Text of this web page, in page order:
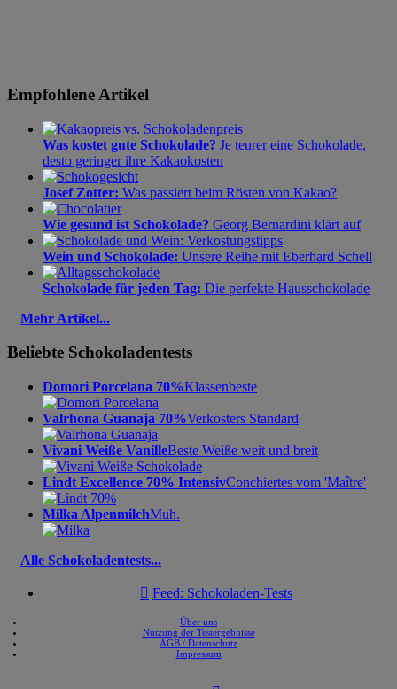
Empfohlene Artikel
Was kostet gute Schokolade? Je teurer eine Schokolade,
desto geringer ihre Kakaokosten
Josef Zotter: Was passiert beim Rösten von Kakao?
Wie gesund ist Schokolade? Georg Bernardini klärt auf
Wein und Schokolade: Unsere Reihe mit Eberhard Schell
Schokolade für jeden Tag: Die perfekte Hausschokolade
Mehr Artikel...
Beliebte Schokoladentests
Domori Porcelana 70%Klassenbeste
Valrhona Guanaja 70%Verkosters Standard
Vivani Weiße VanilleBeste Weiße weit und breit
Lindt Excellence 70% IntensivConchiertes vom 'Maître'
Milka AlpenmilchMuh.
Alle Schokoladentests...
 Feed: Schokoladen-Tests
Über uns
Nutzung der Testergebnisse
AGB / Datenschutz
Impressum